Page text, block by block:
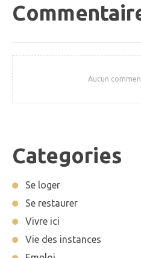
Aucun
Categories
Se loger
Se restaurer
Vivre ici
Vie des instances